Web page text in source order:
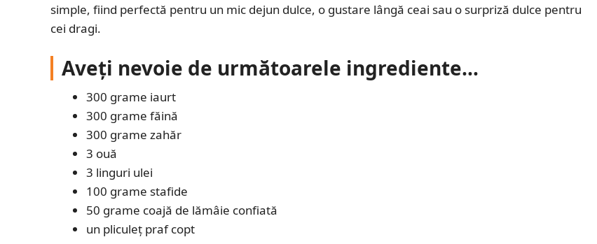
simple, fiind perfectă pentru un mic dejun dulce, o gustare lângă ceai sau o surpriză dulce pentru
cei dragi.
Aveți nevoie de următoarele ingrediente…
300 grame iaurt
300 grame făină
300 grame zahăr
3 ouă
3 linguri ulei
100 grame stafide
50 grame coajă de lămâie confiată
un pliculeț praf copt